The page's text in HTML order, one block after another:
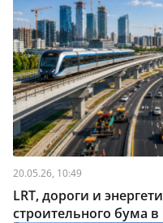
20.05.26, 10:49
LRT, дороги и
строительного бума в